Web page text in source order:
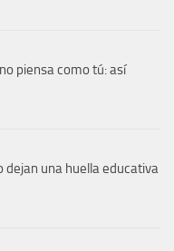
piensa como tú: así
dejan una huella educativa